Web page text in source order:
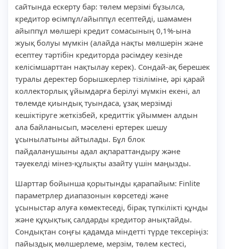
сайтында ескерту бар: төлем мерзімі бұзылса,
кредитор өсімпұл/айыппұл есептейді, шамамен
айыппұл мөлшері кредит сомасының 0,1%-ына
жуық болуы мүмкін (алайда нақты мөлшерін және
есептеу тәртібін кредиторда рәсімдеу кезінде
келісімшарттан нақтылау керек). Сондай-ақ берешек
туралы деректер борышкерлер тізіліміне, әрі қарай
коллекторлық ұйымдарға берілуі мүмкін екені, ал
төлемде қиындық туындаса, ұзақ мерзімді
кешіктіруге жеткізбей, кредиттік ұйыммен алдын
ала байланысып, мәселені ертерек шешу
ұсынылатыны айтылады. Бұл блок
пайдаланушыны адал ақпараттандыру және
тәуекелді мінез-құлықты азайту үшін маңызды.
Шарттар бойынша қорытынды қарапайым: Finlite
параметрлер диапазонын көрсетеді және
ұсыныстар алуға көмектеседі, бірақ түпкілікті құнды
және құқықтық салдарды кредитор анықтайды.
Сондықтан соңғы қадамда міндетті түрде тексеріңіз:
пайыздық мөлшерлеме, мерзім, төлем кестесі,